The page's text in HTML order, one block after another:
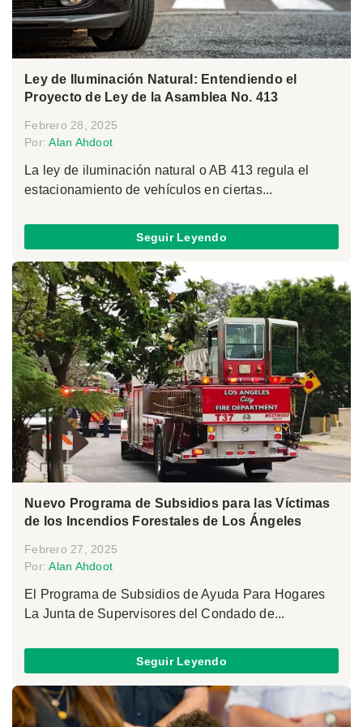
Ley de Iluminación Natural: Entendiendo el
Proyecto de Ley de la Asamblea No. 413
Febrero 28, 2025
Por:Alan Ahdoot
La ley de iluminación natural o AB 413 regula el
estacionamiento de vehículos en ciertas...
Seguir Leyendo
Nuevo Programa de Subsidios para las Víctimas
de los Incendios Forestales de Los Ángeles
Febrero 27, 2025
Por:Alan Ahdoot
El Programa de Subsidios de Ayuda Para Hogares
La Junta de Supervisores del Condado de...
Seguir Leyendo